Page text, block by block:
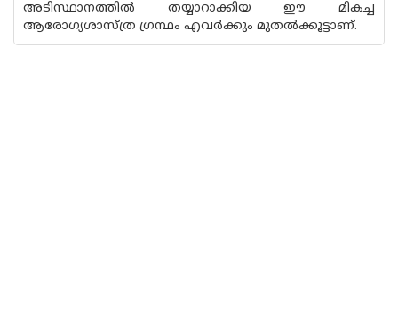
അടിസ്ഥാനത്തിൽ തയ്യാറാക്കിയ ഈ മികച്ച
ആരോഗ്യശാസ്ത്ര ഗ്രന്ഥം എവർക്കും മുതൽക്കൂട്ടാണ്.